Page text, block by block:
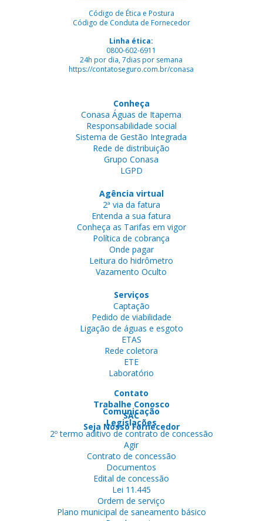
Código de Ética e Postura
Código de Conduta de Fornecedor
Linha ética:
0800-602-6911
24h por dia, 7dias por semana
https://contatoseguro.com.br/conasa
Conheça
Conasa Águas de Itapema
Responsabilidade social
Sistema de Gestão Integrada
Rede de distribuição
Grupo Conasa
LGPD
Agência virtual
2ª via da fatura
Entenda a sua fatura
Conheça as Tarifas em vigor
Política de cobrança
Onde pagar
Leitura do hidrômetro
Vazamento Oculto
Serviços
Captação
Pedido de viabilidade
Ligação de águas e esgoto
ETAS
Rede coletora
ETE
Laboratório
Contato
Trabalhe Conosco
SAC
Seja Nosso Fornecedor
Comunicação
Legislações
2º termo aditivo de contrato de concessão
Agir
Contrato de concessão
Documentos
Edital de concessão
Lei 11.445
Ordem de serviço
Plano municipal de saneamento básico